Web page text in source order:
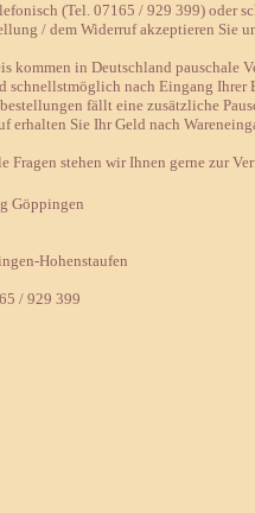
(Tel. 07165 / 929 399) oder
/ dem Widerruf akzeptieren Sie
kommen in Deutschland pauschale
schnellstmöglich nach Eingang Ihrer
fällt eine zusätzliche
erhalten Sie Ihr Geld nach
Fragen stehen wir Ihnen gerne zur
Göppingen
Hohenstaufen
/ 929 399